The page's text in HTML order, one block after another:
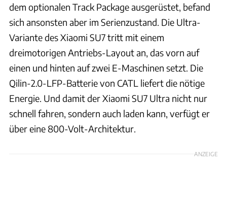
dem optionalen Track Package ausgerüstet, befand
sich ansonsten aber im Serienzustand. Die Ultra-
Variante des Xiaomi SU7 tritt mit einem
dreimotorigen Antriebs-Layout an, das vorn auf
einen und hinten auf zwei E-Maschinen setzt. Die
Qilin-2.0-LFP-Batterie von CATL liefert die nötige
Energie. Und damit der Xiaomi SU7 Ultra nicht nur
schnell fahren, sondern auch laden kann, verfügt er
über eine 800-Volt-Architektur.
ANZEIGE